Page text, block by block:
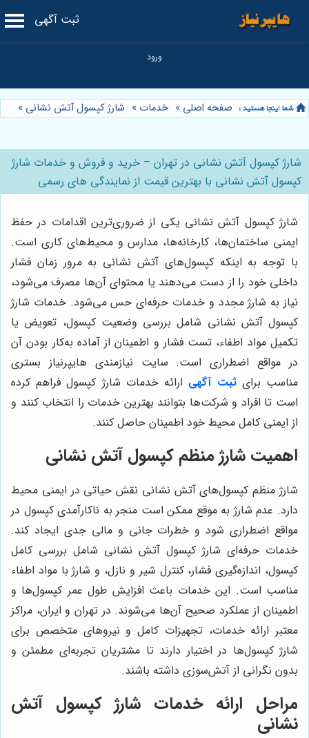
ثبت آگهی
صفحه اصلی » خدمات » شارژ کپسول آتش نشانی »
شارژ کپسول آتش نشانی در تهران – خرید و فروش و خدمات شارژ
کپسول آتش نشانی با بهترین قیمت از نمایندگی های رسمی
شارژ کپسول آتش نشانی یکی از ضروری‌ترین اقدامات در حفظ
ایمنی ساختمان‌ها، کارخانه‌ها، مدارس و محیط‌های کاری است.
با توجه به اینکه کپسول‌های آتش نشانی به مرور زمان فشار
داخلی خود را از دست می‌دهند یا محتوای آن‌ها مصرف می‌شود،
نیاز به شارژ مجدد و خدمات حرفه‌ای حس می‌شود. خدمات شارژ
کپسول آتش نشانی شامل بررسی وضعیت کپسول، تعویض یا
تکمیل مواد اطفاء، تست فشار و اطمینان از آماده به‌کار بودن آن
در مواقع اضطراری است. سایت نیازمندی‌ هایپرنیاز بستری
مناسب برایثبت آگهی ارائه خدمات شارژ کپسول فراهم کرده
است تا افراد و شرکت‌ها بتوانند بهترین خدمات را انتخاب کنند و
از ایمنی کامل محیط خود اطمینان حاصل کنند.
اهمیت شارژ منظم کپسول آتش نشانی
شارژ منظم کپسول‌های آتش نشانی نقش حیاتی در ایمنی محیط
دارد. عدم شارژ به موقع ممکن است منجر به ناکارآمدی کپسول در
مواقع اضطراری شود و خطرات جانی و مالی جدی ایجاد کند.
خدمات حرفه‌ای شارژ کپسول آتش نشانی شامل بررسی کامل
کپسول، اندازه‌گیری فشار، کنترل شیر و نازل، و شارژ با مواد اطفاء
مناسب است. این خدمات باعث افزایش طول عمر کپسول‌ها و
اطمینان از عملکرد صحیح آن‌ها می‌شوند. در تهران و ایران، مراکز
معتبر ارائه خدمات، تجهیزات کامل و نیروهای متخصص برای
شارژ کپسول‌ها در اختیار دارند تا مشتریان تجربه‌ای مطمئن و
بدون نگرانی از آتش‌سوزی داشته باشند.
مراحل ارائه خدمات شارژ کپسول آتش
نشانی